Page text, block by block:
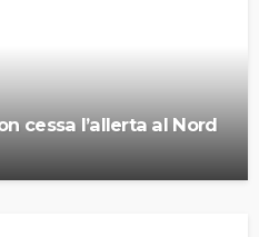
cessa l’allerta al Nord